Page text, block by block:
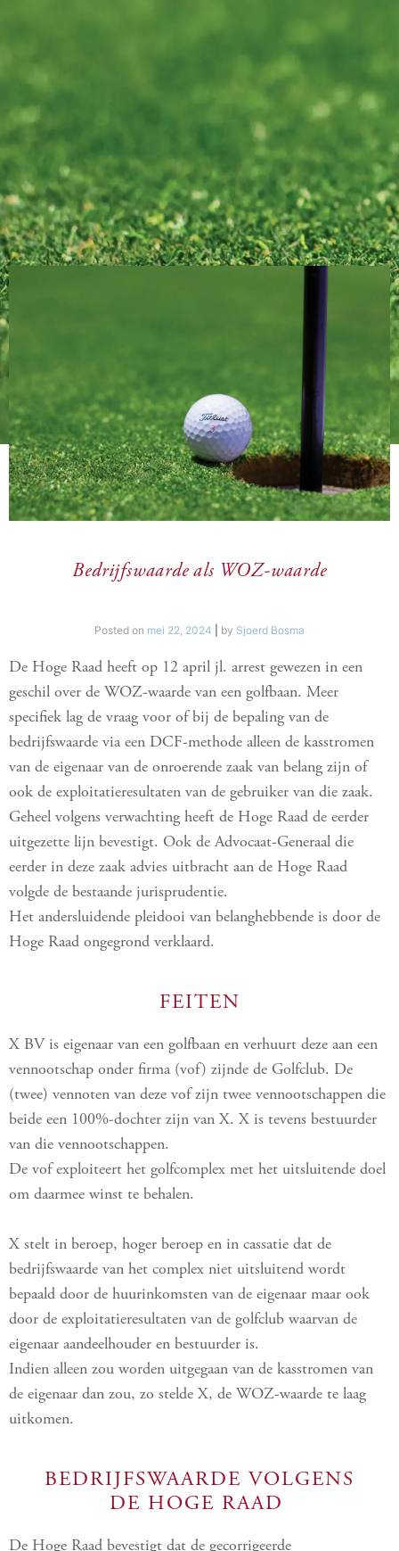
Bedrijfswaarde als WOZ-waarde
Posted on mei 22, 2024 by Sjoerd Bosma
De Hoge Raad heeft op 12 april jl. arrest gewezen in een
geschil over de WOZ-waarde van een golfbaan. Meer
specifiek lag de vraag voor of bij de bepaling van de
bedrijfswaarde via een DCF-methode alleen de kasstromen
van de eigenaar van de onroerende zaak van belang zijn of
ook de exploitatieresultaten van de gebruiker van die zaak.
Geheel volgens verwachting heeft de Hoge Raad de eerder
uitgezette lijn bevestigt. Ook de Advocaat-Generaal die
eerder in deze zaak advies uitbracht aan de Hoge Raad
volgde de bestaande jurisprudentie.
Het andersluidende pleidooi van belanghebbende is door de
Hoge Raad ongegrond verklaard.
FEITEN
X BV is eigenaar van een golfbaan en verhuurt deze aan een
vennootschap onder firma (vof) zijnde de Golfclub. De
(twee) vennoten van deze vof zijn twee vennootschappen die
beide een 100%-dochter zijn van X. X is tevens bestuurder
van die vennootschappen.
De vof exploiteert het golfcomplex met het uitsluitende doel
om daarmee winst te behalen.
X stelt in beroep, hoger beroep en in cassatie dat de
bedrijfswaarde van het complex niet uitsluitend wordt
bepaald door de huurinkomsten van de eigenaar maar ook
door de exploitatieresultaten van de golfclub waarvan de
eigenaar aandeelhouder en bestuurder is.
Indien alleen zou worden uitgegaan van de kasstromen van
de eigenaar dan zou, zo stelde X, de WOZ-waarde te laag
uitkomen.
BEDRIJFSWAARDE VOLGENS
DE HOGE RAAD
De Hoge Raad bevestigt dat de gecorrigeerde